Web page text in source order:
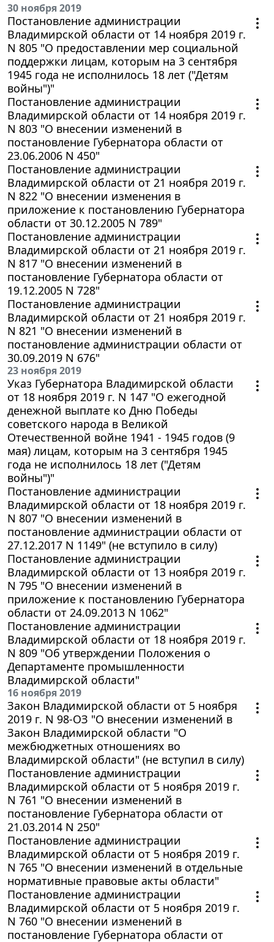
30 ноября 2019
Постановление администрации
Владимирской области от 14 ноября 2019 г.
N 805 "О предоставлении мер социальной
поддержки лицам, которым на 3 сентября
1945 года не исполнилось 18 лет ("Детям
войны")"
Постановление администрации
Владимирской области от 14 ноября 2019 г.
N 803 "О внесении изменений в
постановление Губернатора области от
23.06.2006 N 450"
Постановление администрации
Владимирской области от 21 ноября 2019 г.
N 822 "О внесении изменения в
приложение к постановлению Губернатора
области от 30.12.2005 N 789"
Постановление администрации
Владимирской области от 21 ноября 2019 г.
N 817 "О внесении изменений в
постановление Губернатора области от
19.12.2005 N 728"
Постановление администрации
Владимирской области от 21 ноября 2019 г.
N 821 "О внесении изменений в
постановление администрации области от
30.09.2019 N 676"
23 ноября 2019
Указ Губернатора Владимирской области
от 18 ноября 2019 г. N 147 "О ежегодной
денежной выплате ко Дню Победы
советского народа в Великой
Отечественной войне 1941 - 1945 годов (9
мая) лицам, которым на 3 сентября 1945
года не исполнилось 18 лет ("Детям
войны")"
Постановление администрации
Владимирской области от 18 ноября 2019 г.
N 807 "О внесении изменений в
постановление администрации области от
27.12.2017 N 1149" (не вступило в силу)
Постановление администрации
Владимирской области от 13 ноября 2019 г.
N 795 "О внесении изменений в
приложение к постановлению Губернатора
области от 24.09.2013 N 1062"
Постановление администрации
Владимирской области от 18 ноября 2019 г.
N 809 "Об утверждении Положения о
Департаменте промышленности
Владимирской области"
16 ноября 2019
Закон Владимирской области от 5 ноября
2019 г. N 98-ОЗ "О внесении изменений в
Закон Владимирской области "О
межбюджетных отношениях во
Владимирской области" (не вступил в силу)
Постановление администрации
Владимирской области от 5 ноября 2019 г.
N 761 "О внесении изменений в
постановление Губернатора области от
21.03.2014 N 250"
Постановление администрации
Владимирской области от 5 ноября 2019 г.
N 765 "О внесении изменений в отдельные
нормативные правовые акты области"
Постановление администрации
Владимирской области от 5 ноября 2019 г.
N 760 "О внесении изменений в
постановление Губернатора области от